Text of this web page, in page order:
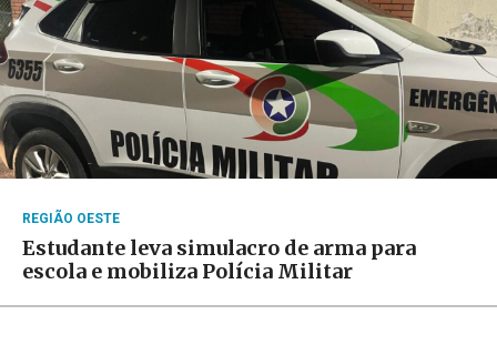
REGIÃO OESTE
Estudante leva simulacro de arma para
escola e mobiliza Polícia Militar